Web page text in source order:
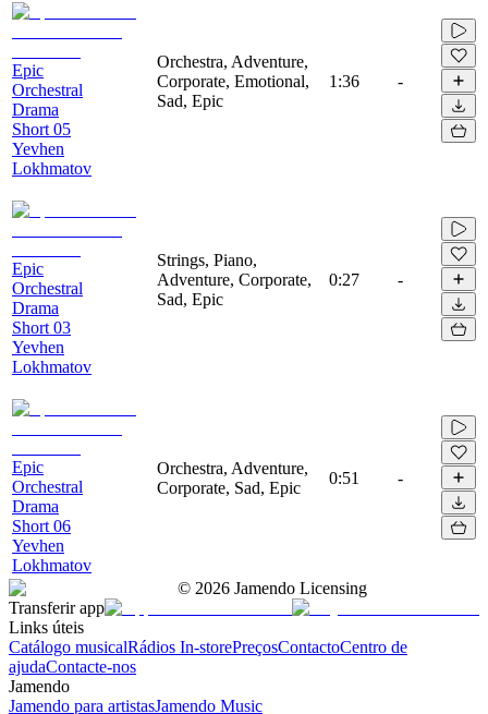
Epic
Orchestral
Drama
Short 05
Yevhen
Lokhmatov
Orchestra, Adventure,
Corporate, Emotional,
Sad, Epic
1:36 -
Epic
Orchestral
Drama
Short 03
Yevhen
Lokhmatov
Strings, Piano,
Adventure, Corporate,
Sad, Epic
0:27 -
Epic
Orchestral
Drama
Short 06
Yevhen
Lokhmatov
Orchestra, Adventure,
Corporate, Sad, Epic
0:51 -
© 2026 Jamendo Licensing
Transferir app
Links úteis
Catálogo musicalRádios In-storePreçosContactoCentro de
ajudaContacte-nos
Jamendo
Jamendo para artistasJamendo Music